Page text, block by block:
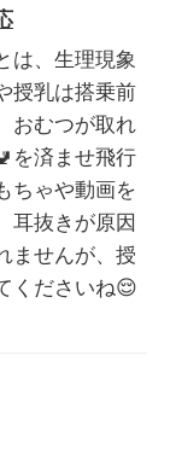
は、生理現象
授乳は搭乗前
おむつが取れ
を済ませ飛行
ちゃや動画を
耳抜きが原因
ませんが、授
くださいね😌